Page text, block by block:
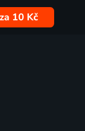
10 Kč